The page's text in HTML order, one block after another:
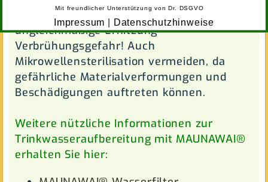
explosionsartig freigesetzt werden. Durch
ungleichmäßige Erhitzung
Verbrühungsgefahr! Auch
Mikrowellensterilisation vermeiden, da
gefährliche Materialverformungen und
Beschädigungen auftreten können.
Weitere nützliche Informationen zur
Trinkwasseraufbereitung mit MAUNAWAI®
erhalten Sie hier:
Mit freundlicher Unterstützung vonDr. DSGVO
Impressum Datenschutzhinweise